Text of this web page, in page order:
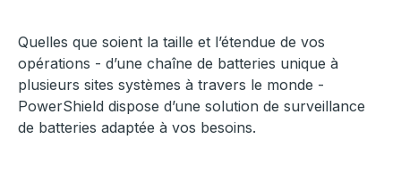
Quelles que soient la taille et l’étendue de vos
opérations - d’une chaîne de batteries unique à
plusieurs sites systèmes à travers le monde -
PowerShield dispose d’une solution de surveillance
de batteries adaptée à vos besoins.